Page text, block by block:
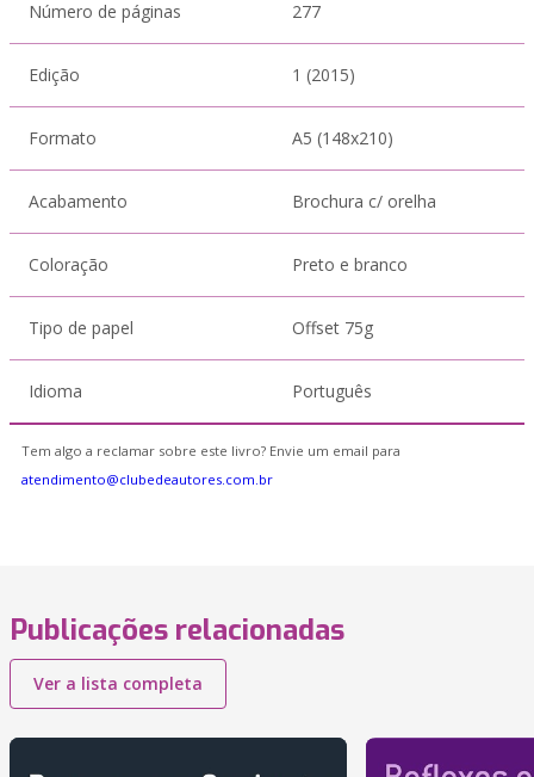
Número de páginas 277
Edição 1 (2015)
Formato A5 (148x210)
Acabamento Brochura c/ orelha
Coloração Preto e branco
Tipo de papel Offset 75g
Idioma Português
Tem algo a reclamar sobre este livro? Envie um email para
atendimento@clubedeautores.com.br
Publicações relacionadas
Ver a lista completa